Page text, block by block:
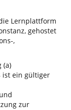
Lernplattform
gehostet
,
(a)
ist ein gültiger
zur